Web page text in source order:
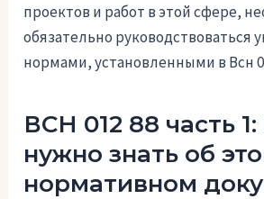
проектов и работ в этой сфере,
обязательно руководствоваться
нормами, установленными в Всн
ВСН 012 88 часть 1:
нужно знать об
нормативном